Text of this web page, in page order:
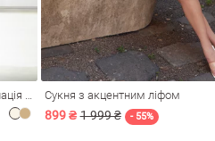
Сукня з акцентним ліфом
899 ₴ 1 999 ₴ - 55%